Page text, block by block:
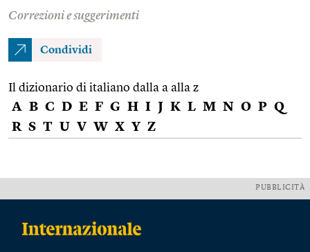
Correzioni e suggerimenti
Condividi
Il dizionario di italiano dalla a alla z
A B C D E F G H I J K L M N O P Q
R S T U V W X Y Z
PUBBLICITÀ